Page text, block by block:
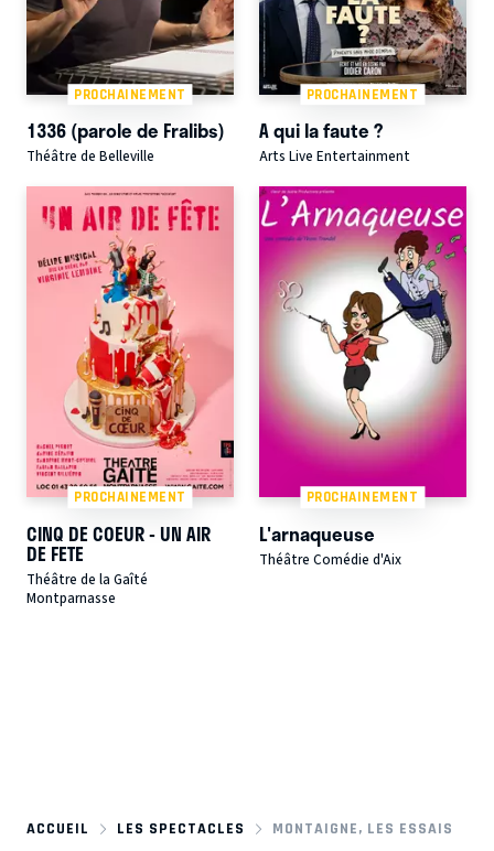
PROCHAINEMENT
1336 (parole de Fralibs)
Théâtre de Belleville
PROCHAINEMENT
A qui la faute ?
Arts Live Entertainment
PROCHAINEMENT
CINQ DE COEUR - UN AIR
DE FETE
Théâtre de la Gaîté
Montparnasse
PROCHAINEMENT
L'arnaqueuse
Théâtre Comédie d'Aix
ACCUEIL LES SPECTACLES MONTAIGNE, LES ESSAIS